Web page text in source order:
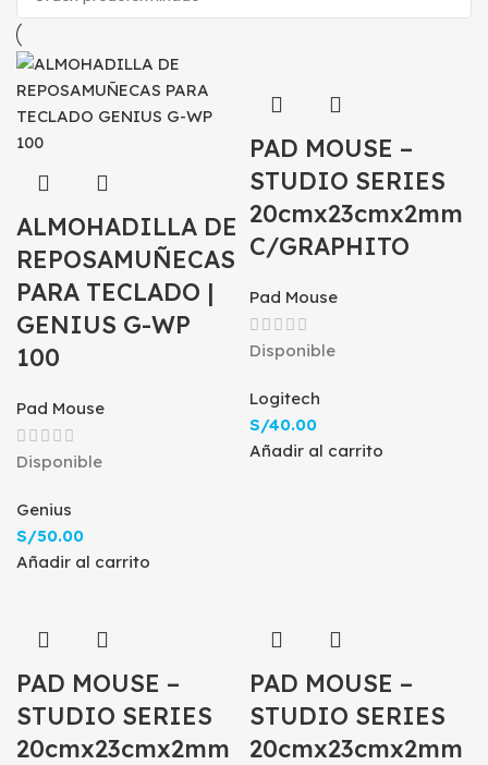
ALMOHADILLA DE
REPOSAMUÑECAS
PARA TECLADO |
GENIUS G-WP
100
Pad Mouse
Disponible
Genius
S/50.00
Añadir al carrito
PAD MOUSE –
STUDIO SERIES
20cmx23cmx2mm
C/GRAPHITO
Pad Mouse
Disponible
Logitech
S/40.00
Añadir al carrito
PAD MOUSE –
STUDIO SERIES
20cmx23cmx2mm
PAD MOUSE –
STUDIO SERIES
20cmx23cmx2mm